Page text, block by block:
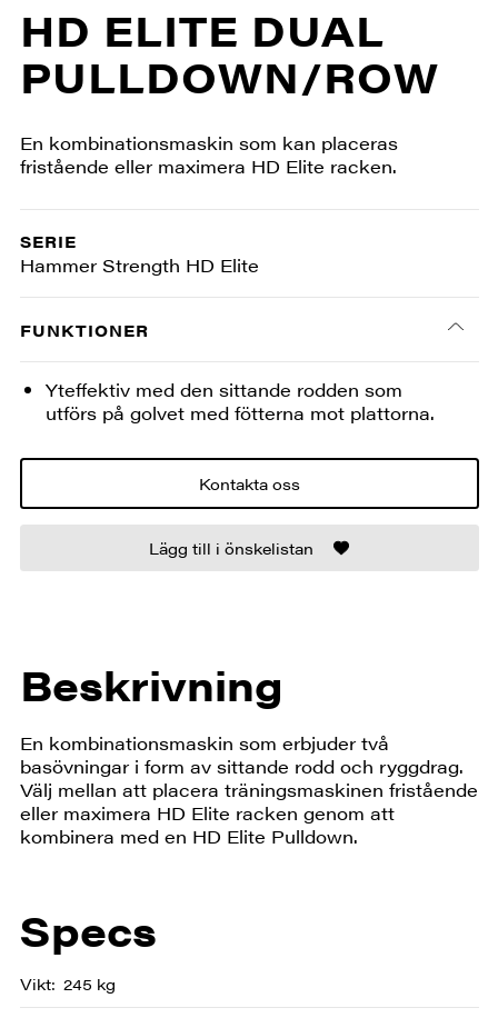
HD ELITE DUAL
PULLDOWN/ROW
En kombinationsmaskin som kan placeras
fristående eller maximera HD Elite racken.
SERIE
Hammer Strength HD Elite
FUNKTIONER
Yteffektiv med den sittande rodden som
utförs på golvet med fötterna mot plattorna.
Kontakta oss
Lägg till i önskelistan
Beskrivning
En kombinationsmaskin som erbjuder två
basövningar i form av sittande rodd och ryggdrag.
Välj mellan att placera träningsmaskinen fristående
eller maximera HD Elite racken genom att
kombinera med en HD Elite Pulldown.
Specs
Vikt 245 kg